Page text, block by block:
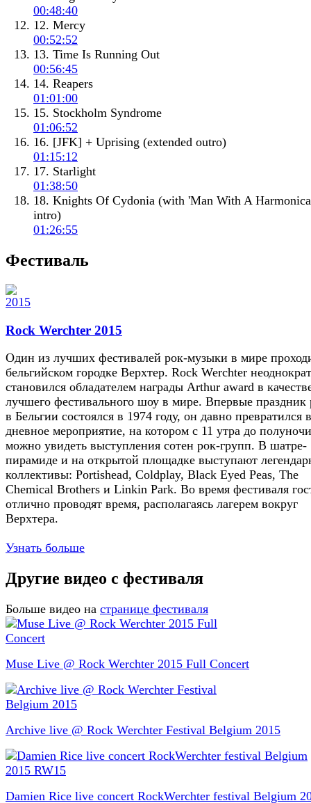
00:48:40
12. Mercy
00:52:52
13. Time Is Running Out
00:56:45
14. Reapers
01:01:00
15. Stockholm Syndrome
01:06:52
16. [JFK] + Uprising (extended outro)
01:15:12
17. Starlight
01:38:50
18. Knights Of Cydonia (with 'Man With A
intro)
01:26:55
Фестиваль
Rock Werchter 2015
Один из лучших фестивалей рок-музыки в мире
бельгийском городке Верхтер. Rock Werchter
становился обладателем награды Arthur award в
лучшего фестивального шоу в мире. Впервые праздник
в Бельгии состоялся в 1974 году, он давно превратился
дневное мероприятие, на котором с 11 утра до полуночи
можно увидеть выступления сотен рок-групп. В шатре-
пирамиде и на открытой площадке выступают
коллективы: Portishead, Coldplay, Black Eyed Peas, The
Chemical Brothers и Linkin Park. Во время фестиваля
отлично проводят время, располагаясь лагерем вокруг
Верхтера.
Узнать больше
Другие видео с фестиваля
Больше видео на странице фестиваля
Muse Live @ Rock Werchter 2015 Full Concert
Archive live @ Rock Werchter Festival Belgium 2015
Damien Rice live concert RockWerchter festival Belgium